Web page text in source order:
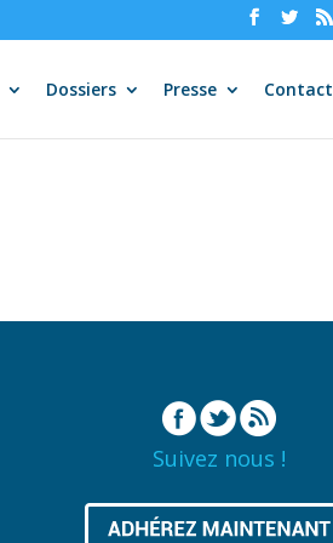
Dossiers Presse Contact
Suivez nous !